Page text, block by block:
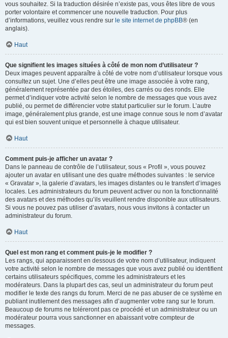
vous souhaitez. Si la traduction désirée n’existe pas, vous êtes libre de vous
porter volontaire et commencer une nouvelle traduction. Pour plus
d’informations, veuillez vous rendre sur le site internet de phpBB® (en
anglais).
Haut
Que signifient les images situées à côté de mon nom d’utilisateur ?
Deux images peuvent apparaître à côté de votre nom d’utilisateur lorsque vous
consultez un sujet. Une d’elles peut être une image associée à votre rang,
généralement représentée par des étoiles, des carrés ou des ronds. Elle
permet d’indiquer votre activité selon le nombre de messages que vous avez
publié, ou permet de différencier votre statut particulier sur le forum. L’autre
image, généralement plus grande, est une image connue sous le nom d’avatar
qui est bien souvent unique et personnelle à chaque utilisateur.
Haut
Comment puis-je afficher un avatar ?
Dans le panneau de contrôle de l’utilisateur, sous « Profil », vous pouvez
ajouter un avatar en utilisant une des quatre méthodes suivantes : le service
« Gravatar », la galerie d’avatars, les images distantes ou le transfert d’images
locales. Les administrateurs du forum peuvent activer ou non la fonctionnalité
des avatars et des méthodes qu’ils veuillent rendre disponible aux utilisateurs.
Si vous ne pouvez pas utiliser d’avatars, nous vous invitons à contacter un
administrateur du forum.
Haut
Quel est mon rang et comment puis-je le modifier ?
Les rangs, qui apparaissent en dessous de votre nom d’utilisateur, indiquent
votre activité selon le nombre de messages que vous avez publié ou identifient
certains utilisateurs spécifiques, comme les administrateurs et les
modérateurs. Dans la plupart des cas, seul un administrateur du forum peut
modifier le texte des rangs du forum. Merci de ne pas abuser de ce système en
publiant inutilement des messages afin d’augmenter votre rang sur le forum.
Beaucoup de forums ne toléreront pas ce procédé et un administrateur ou un
modérateur pourra vous sanctionner en abaissant votre compteur de
messages.